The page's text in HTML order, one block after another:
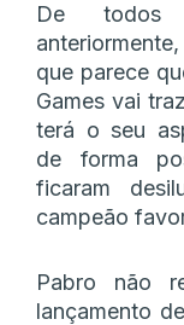
De todos
que parece
Games vai
terá o seu
de forma
ficaram
campeão
Pabro não
lançamento